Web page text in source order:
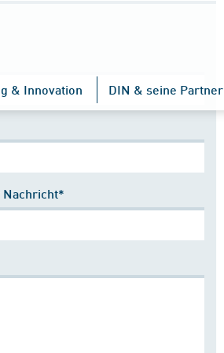
& Innovation DIN & seine Partner